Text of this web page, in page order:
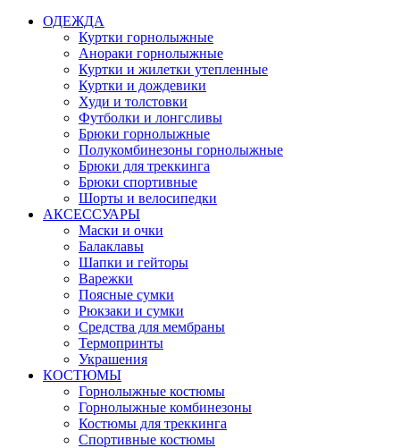
ОДЕЖДА
Куртки горнолыжные
Анораки горнолыжные
Куртки и жилетки утепленные
Куртки и дождевики
Худи и толстовки
Футболки и лонгсливы
Брюки горнолыжные
Полукомбинезоны горнолыжные
Брюки для треккинга
Брюки спортивные
Шорты и велосипедки
АКСЕССУАРЫ
Маски и очки
Балаклавы
Шапки и гейторы
Варежки
Поясные сумки
Рюкзаки и сумки
Средства для мембраны
Термопринты
Украшения
КОСТЮМЫ
Горнолыжные костюмы
Горнолыжные комбинезоны
Костюмы для треккинга
Спортивные костюмы